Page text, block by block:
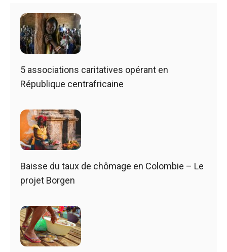
5 associations caritatives opérant en
République centrafricaine
Baisse du taux de chômage en Colombie – Le
projet Borgen